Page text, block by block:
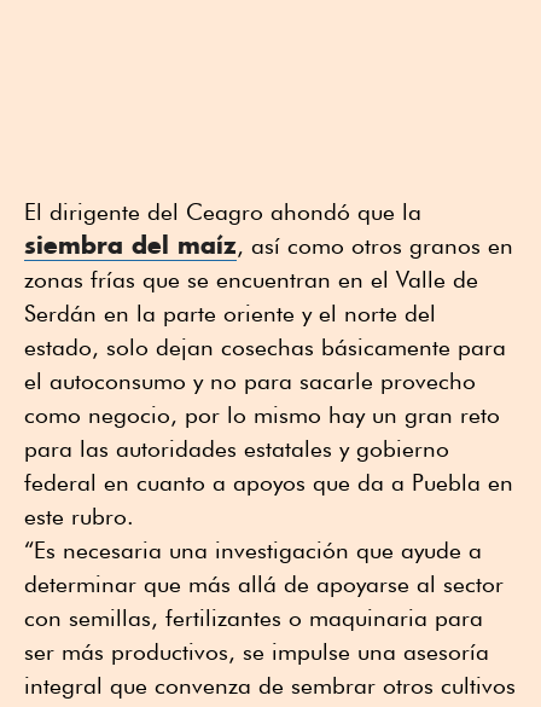
El dirigente del Ceagro ahondó que la
siembra del maíz, así como otros granos en
zonas frías que se encuentran en el Valle de
Serdán en la parte oriente y el norte del
estado, solo dejan cosechas básicamente para
el autoconsumo y no para sacarle provecho
como negocio, por lo mismo hay un gran reto
para las autoridades estatales y gobierno
federal en cuanto a apoyos que da a Puebla en
este rubro.
“Es necesaria una investigación que ayude a
determinar que más allá de apoyarse al sector
con semillas, fertilizantes o maquinaria para
ser más productivos, se impulse una asesoría
integral que convenza de sembrar otros cultivos